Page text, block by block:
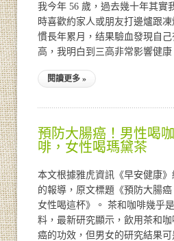
我今年 56 歲，過去幾十年其實
時喜歡約家人或朋友打邊爐跟
慣長年累月，结果驗血發現自
高，我明白到三高非常影響健康
閱讀更多 »
預防大腸癌！男性喝咖
啡，女性喝瑪黛茶
本文根據雅虎資訊《早安健康
的報導，原文標題《預防大腸癌
女性喝這杯》。 茶和咖啡幾乎
料，最新研究顯示，飲用茶和
癌的功效，但男女的研究結果可